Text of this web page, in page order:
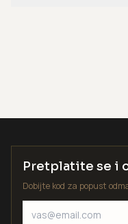
Pretplatite se i
Dobijte kod za popust